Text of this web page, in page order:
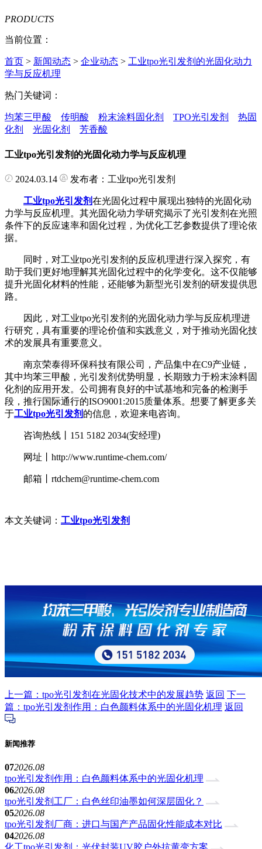
PRODUCTS
当前位置：
首页 > 新闻动态 > 企业动态 > 工业tpo光引发剂的光固化动力
学与反应机理
热门关键词：
均苯三甲酸 传明酸 粉末涂料固化剂 TPO光引发剂
热固
化剂
光固化剂 芳香酸
工业tpo光引发剂的光固化动力学与反应机理
2024.03.14 发布者：工业tpo光引发剂
工业tpo光引发剂在光固化过程中展现出独特的光固化动
力学与反应机理。其光固化动力学研究揭示了光引发剂在光照
条件下的反应速率和固化过程，为优化工艺参数提供了理论依
据。
同时，对工业tpo光引发剂的反应机理进行深入探究，有
助于我们更好地理解其光固化过程中的化学变化。这不仅能够
提升光固化材料的性能，还能够为新型光引发剂的研发提供思
路。
因此，对工业tpo光引发剂的光固化动力学与反应机理进
行研究，具有重要的理论价值和实践意义，对于推动光固化技
术的发展具有重要意义。
南京荣泰得环保科技有限公司，产品集中在C9产业链，
其中均苯三甲酸，光引发剂优势明显，长期致力于粉末涂料固
化剂的应用开发。公司拥有良好的中试基地和完备的检测手
段，推行国际通行的ISO9001:2015质量体系。想要了解更多关
于工业tpo光引发剂 的信息，欢迎来电咨询。
咨询热线丨151 5182 2034(安经理)
网址丨http://www.runtime-chem.com/
邮箱丨rtdchem@runtime-chem.com
本文关键词： 工业tpo光引发剂
上一篇：tpo光引发剂在光固化技术中的发展趋势 返回 下一
篇：tpo光引发剂作用：白色颜料体系中的光固化机理 返回
新闻推荐
072026.08
tpo光引发剂作用：白色颜料体系中的光固化机理
062026.08
tpo光引发剂工厂：白色丝印油墨如何深层固化？
052026.08
tpo光引发剂厂商：进口与国产产品固化性能成本对比
042026.08